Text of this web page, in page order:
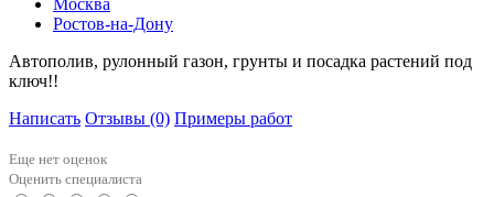
Москва
Ростов-на-Дону
Автополив, рулонный газон, грунты и посадка растений под
ключ!!
Написать Отзывы (0) Примеры работ
Еще нет оценок
Оценить специалиста